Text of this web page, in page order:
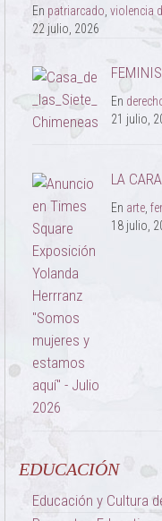
En patriarcado violencia
22 julio, 2026
En
21 julio,
LA
En arte,
18 julio,
EDUCACIÓN
Educación y Cultura